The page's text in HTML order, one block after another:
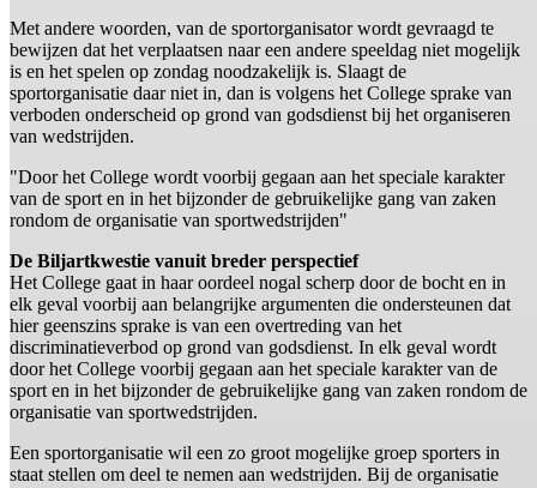
Met andere woorden, van de sportorganisator wordt gevraagd te
bewijzen dat het verplaatsen naar een andere speeldag niet mogelijk
is en het spelen op zondag noodzakelijk is. Slaagt de
sportorganisatie daar niet in, dan is volgens het College sprake van
verboden onderscheid op grond van godsdienst bij het organiseren
van wedstrijden.
"Door het College wordt voorbij gegaan aan het speciale karakter
van de sport en in het bijzonder de gebruikelijke gang van zaken
rondom de organisatie van sportwedstrijden"
De Biljartkwestie vanuit breder perspectief
Het College gaat in haar oordeel nogal scherp door de bocht en in
elk geval voorbij aan belangrijke argumenten die ondersteunen dat
hier geenszins sprake is van een overtreding van het
discriminatieverbod op grond van godsdienst. In elk geval wordt
door het College voorbij gegaan aan het speciale karakter van de
sport en in het bijzonder de gebruikelijke gang van zaken rondom de
organisatie van sportwedstrijden.
Een sportorganisatie wil een zo groot mogelijke groep sporters in
staat stellen om deel te nemen aan wedstrijden. Bij de organisatie